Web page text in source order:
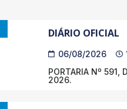
DIÁRIO OFICIAL
06/08/2026
PORTARIA Nº 591,
2026.